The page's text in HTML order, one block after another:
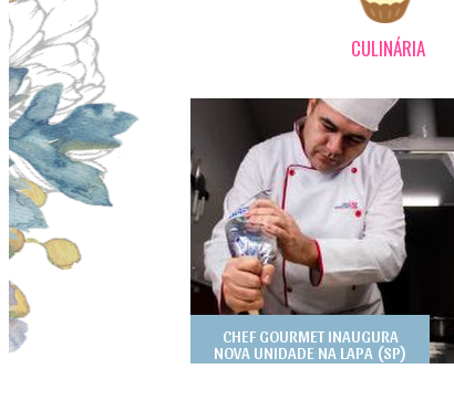
CULINÁRIA
CHEF GOURMET INAUGURA
NOVA UNIDADE NA LAPA (SP)